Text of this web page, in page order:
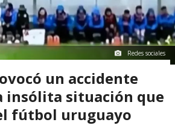
Redes sociales
un accidente
insólita situación que
fútbol uruguayo